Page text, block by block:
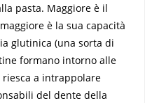
pasta. Maggiore è il
è la sua capacità
glutinica (una sorta di
formano intorno alle
a intrappolare
del dente della